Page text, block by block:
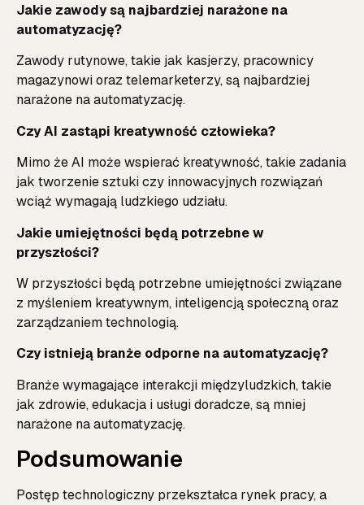
Jakie zawody są najbardziej narażone na
automatyzację?
Zawody rutynowe, takie jak kasjerzy, pracownicy
magazynowi oraz telemarketerzy, są najbardziej
narażone na automatyzację.
Czy AI zastąpi kreatywność człowieka?
Mimo że AI może wspierać kreatywność, takie zadania
jak tworzenie sztuki czy innowacyjnych rozwiązań
wciąż wymagają ludzkiego udziału.
Jakie umiejętności będą potrzebne w
przyszłości?
W przyszłości będą potrzebne umiejętności związane
z myśleniem kreatywnym, inteligencją społeczną oraz
zarządzaniem technologią.
Czy istnieją branże odporne na automatyzację?
Branże wymagające interakcji międzyludzkich, takie
jak zdrowie, edukacja i usługi doradcze, są mniej
narażone na automatyzację.
Podsumowanie
Postęp technologiczny przekształca rynek pracy, a